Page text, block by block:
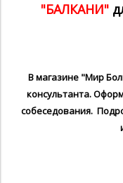
"БАЛКАНИ"
В магазине "Мир
консультанта.
собеседования.